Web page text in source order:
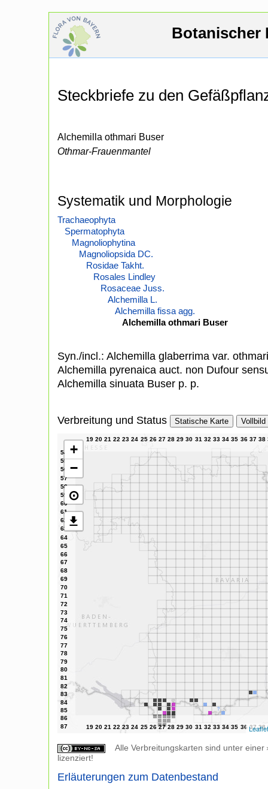
Botanischer
Steckbriefe zu den
Alchemilla othmari Buser
Othmar-Frauenmantel
Systematik und Morphologie
Trachaeophyta
Spermatophyta
Magnoliophytina
Magnoliopsida DC.
Rosidae Takht.
Rosales Lindley
Rosaceae Juss.
Alchemilla L.
Alchemilla fissa agg.
Alchemilla othmari Buser
Syn./incl.: Alchemilla glaberrima var.
Alchemilla pyrenaica auct. non Dufour
Alchemilla sinuata Buser p. p.
Verbreitung und Status Statische Karte Vollbild
+
−
⊙
Leaflet
Alle Verbreitungskarten sind unter einer
lizenziert!
Erläuterungen zum Datenbestand